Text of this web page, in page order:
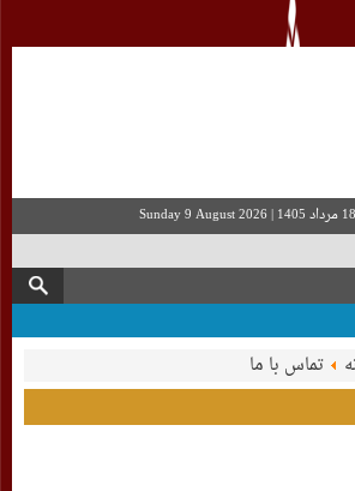
|
Sunday 9 August 2026
تماس با ما